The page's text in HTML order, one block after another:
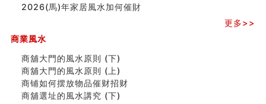
精选1500个五行属金的字
八字十神与坐基关系详解
人的面相看财运
玄空本义(八)
六爻算卦：测腹中胎儿是男是女
中國改革開放總設計師鄧小平命造 (名人八字淺析八）
2026(馬)年家居風水加何催財
更多>>
商業風水
商舖大門的風水原則 (下)
商舖大門的風水原則 (上)
商铺如何摆放物品催财招财
商舖選址的風水講究 (下)